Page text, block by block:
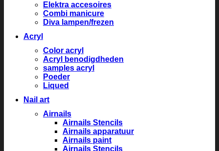
Elektra accesoires
Combi manicure
Diva lampen/frezen
Acryl
Color acryl
Acryl benodigdheden
samples acryl
Poeder
Liqued
Nail art
Airnails
Airnails Stencils
Airnails apparatuur
Airnails paint
Airnails Stencils